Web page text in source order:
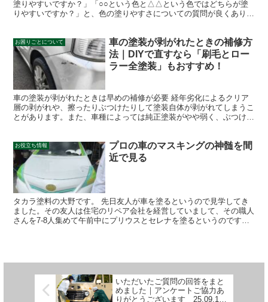
塗りやすいですか？」「○○という色と△△という色ではどちらが塗
りやすいですか？」と、色の塗りやすさについての質問が良くありま
お困りごとについて
車の塗装が剥がれたときの補修方
法｜DIYで直すなら「刷毛とロー
ラー全塗装」もおすすめ！
車の塗装が剥がれたときは早めの補修が必要 経年劣化によるクリア
層の剥がれや、擦ったりぶつけたりして塗装自体が剥がれてしまうこ
とがあります。また、車種によっては純正塗装がやや弱く、ぶつけて
お役立ち情報
プロの車のマスキングの神髄を間
近で見る
タカラ塗料の大野です。 先日友人が車を塗るというので見学してき
ました。その友人は住宅のリペア会社を経営していまして、その職人
さんを7-8人集めて午前中にプリウスとセレナを塗るというのです。
いただいたご質問の回答をまと
めました｜アンケートご協力あ
りがとうございます 25.09.18